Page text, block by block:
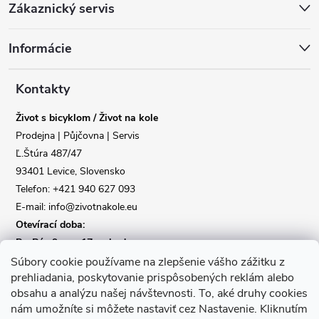
Súbory cookie používame na zlepšenie vášho zážitku z
prehliadania, poskytovanie prispôsobených reklám alebo
obsahu a analýzu našej návštevnosti. To, aké druhy cookies
nám umožníte si môžete nastaviť cez Nastavenie. Kliknutím
p
Zákaznický servis
Informácie
Kontakty
Život s bicyklom / Život na kole
Prodejna | Půjčovna | Servis
Ľ.Štúra 487/47
93401 Levice, Slovensko
Telefon: +421 940 627 093
E-mail: info@zivotnakole.eu
Otevírací doba:
Po-Pá : 9,oo - 17,oo hod
So : 9,oo - 12,oo | Ne : Zavřeno
Kontaktní formulář